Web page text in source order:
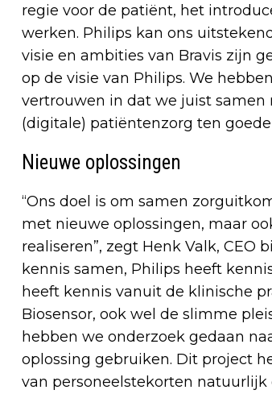
regie voor de patiënt, het
werken. Philips kan ons
visie en ambities van Bravis zijn
op de visie van Philips. We
vertrouwen in dat we juist
(digitale) patiëntenzorg ten goede
Nieuwe oplossingen
“Ons doel is om samen
met nieuwe oplossingen, maar
realiseren”, zegt Henk Valk, CEO
kennis samen, Philips heeft
heeft kennis vanuit de klinische
Biosensor, ook wel de slimme
hebben we onderzoek gedaan
oplossing gebruiken. Dit project
van personeelstekorten